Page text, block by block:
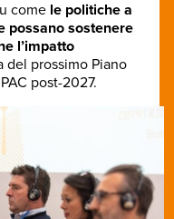
come le politiche a
possano sostenere
l’impatto
del prossimo Piano
post-2027.